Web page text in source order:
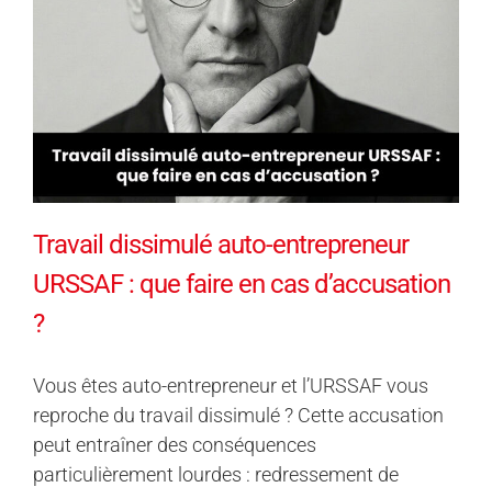
Travail dissimulé auto-entrepreneur
URSSAF : que faire en cas d’accusation
?
Vous êtes auto-entrepreneur et l’URSSAF vous
reproche du travail dissimulé ? Cette accusation
peut entraîner des conséquences
particulièrement lourdes : redressement de